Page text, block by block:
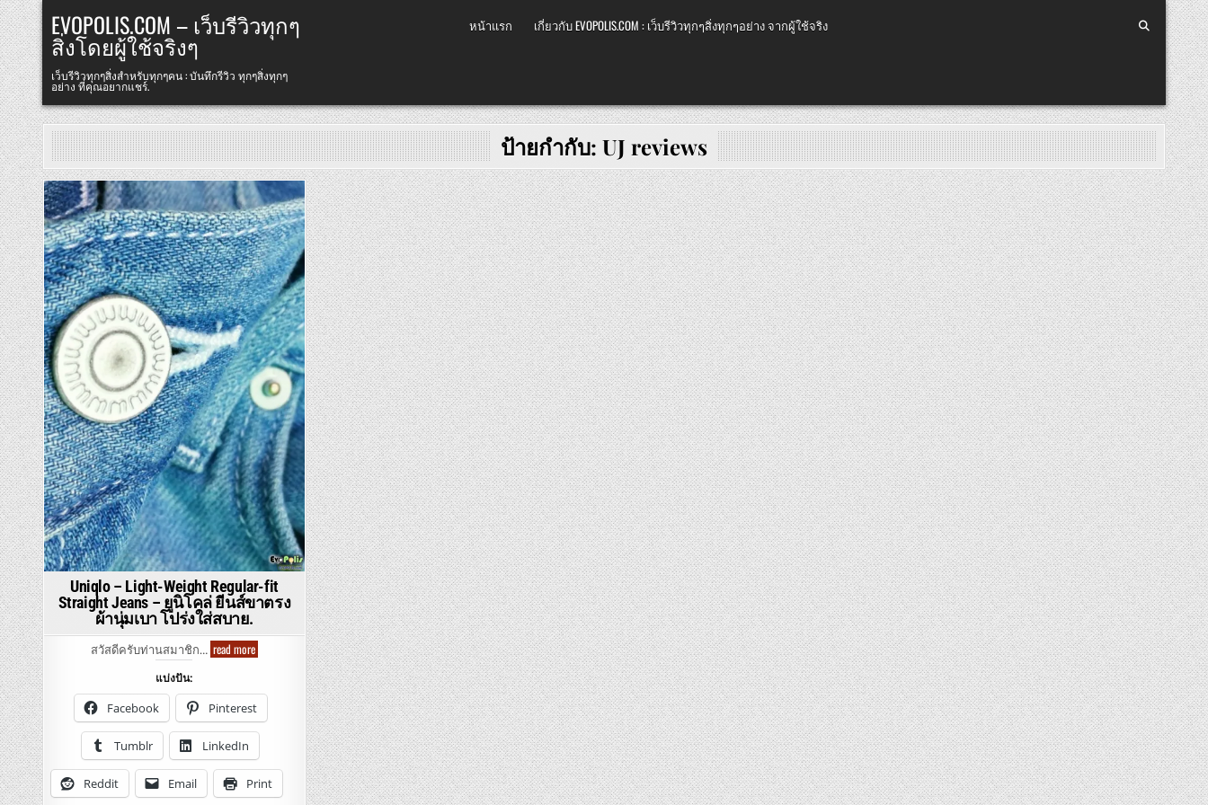
Skip
to
content
EVOPOLIS.COM – เว็บรีวิวทุกๆ
สิ่งโดยผู้ใช้จริงๆ
เว็บรีวิวทุกๆสิ่งสำหรับทุกๆคน : บันทึกรีวิว ทุกๆสิ่งทุกๆ
อย่าง ที่คุณอยากแชร์.
หน้าแรก เกี่ยวกับ EVOPOLIS.COM : เว็บรีวิวทุกๆสิ่งทุกๆอย่าง จากผู้ใช้จริง
ป้ายกำกับ: UJ reviews
Posted
in
Uniqlo – Light-Weight Regular-fit
Straight Jeans – ยูนิโคล่ ยีนส์ขาตรง
ผ้านุ่มเบา โปร่งใส่สบาย.
สวัสดีครับท่านสมาชิก… read moreUniqlo
–
Regular-
fit
Straight
Jeans
นิ
โคล่
ยีน
ส์
แบ่งปัน:
Facebook Pinterest
Tumblr LinkedIn
Reddit Email Print